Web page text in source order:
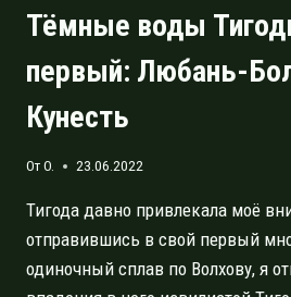
Тёмные воды
первый: Любань-
Кунесть
ОтO. 23.06.2022
Тигода давно привлекала моё
отправившись в свой первый
одиночный сплав по Волхову, я